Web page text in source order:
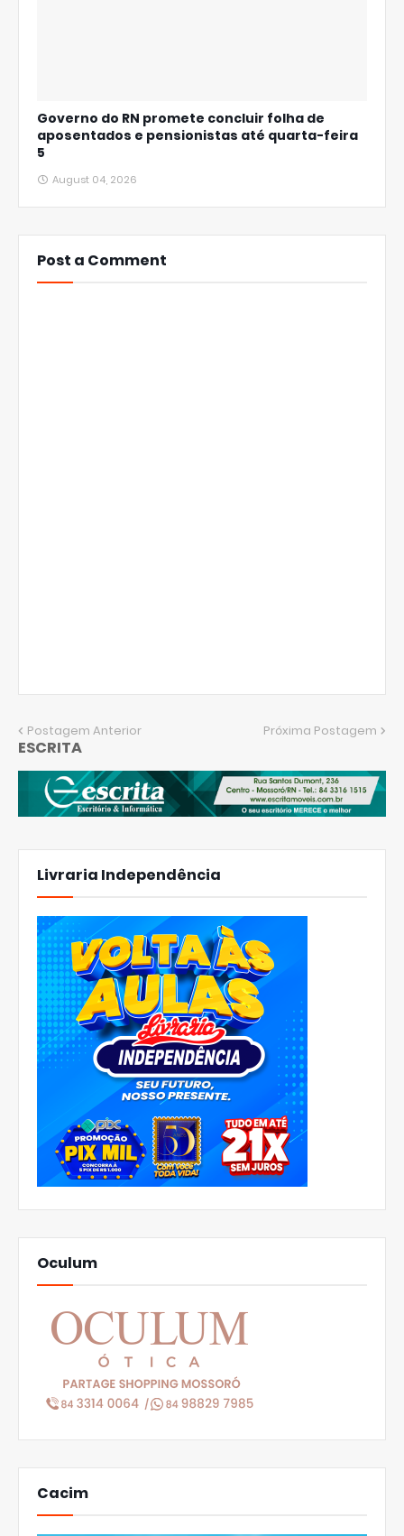
Governo do RN promete concluir folha de
aposentados e pensionistas até quarta-feira
5
August 04, 2026
Post a Comment
Postagem Anterior Próxima Postagem
ESCRITA
Livraria Independência
Oculum
Cacim